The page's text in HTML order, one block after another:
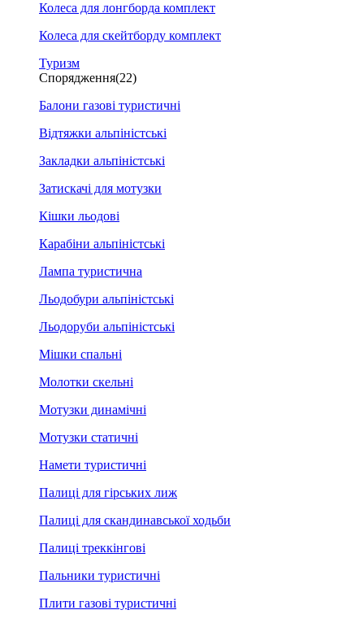
Колеса для лонгборда комплект
Колеса для скейтборду комплект
Туризм
Спорядження(22)
Балони газові туристичні
Відтяжки альпіністські
Закладки альпіністські
Затискачі для мотузки
Кішки льодові
Карабіни альпіністські
Лампа туристична
Льодобури альпіністські
Льодоруби альпіністські
Мішки спальні
Молотки скельні
Мотузки динамічні
Мотузки статичні
Намети туристичні
Палиці для гірських лиж
Палиці для скандинавської ходьби
Палиці треккінгові
Пальники туристичні
Плити газові туристичні